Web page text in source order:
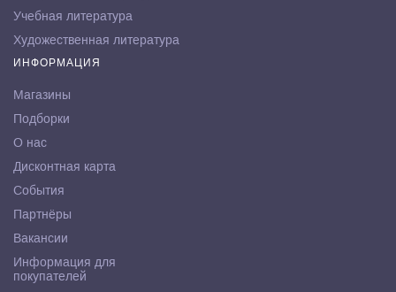
Учебная литература
Художественная литература
ИНФОРМАЦИЯ
Магазины
Подборки
О нас
Дисконтная карта
События
Партнёры
Вакансии
Информация для
покупателей